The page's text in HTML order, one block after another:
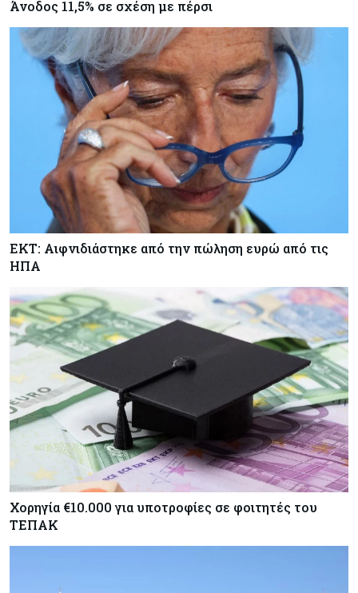
Άνοδος 11,5% σε σχέση με πέρσι
ΕΚΤ: Αιφνιδιάστηκε από την πώληση ευρώ από τις
ΗΠΑ
Χορηγία €10.000 για υποτροφίες σε φοιτητές του
ΤΕΠΑΚ